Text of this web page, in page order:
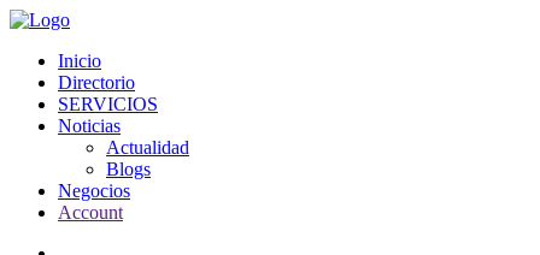
Inicio
Directorio
SERVICIOS
Noticias
Actualidad
Blogs
Negocios
Account